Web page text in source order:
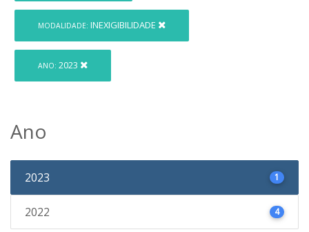
MODALIDADE: INEXIGIBILIDADE
ANO: 2023
Ano
2023 1
2022 4